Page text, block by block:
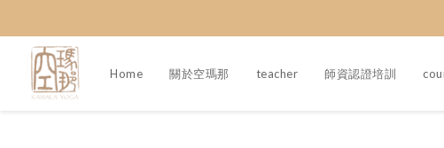
Home 關於空瑪那 teacher 師資認證培訓